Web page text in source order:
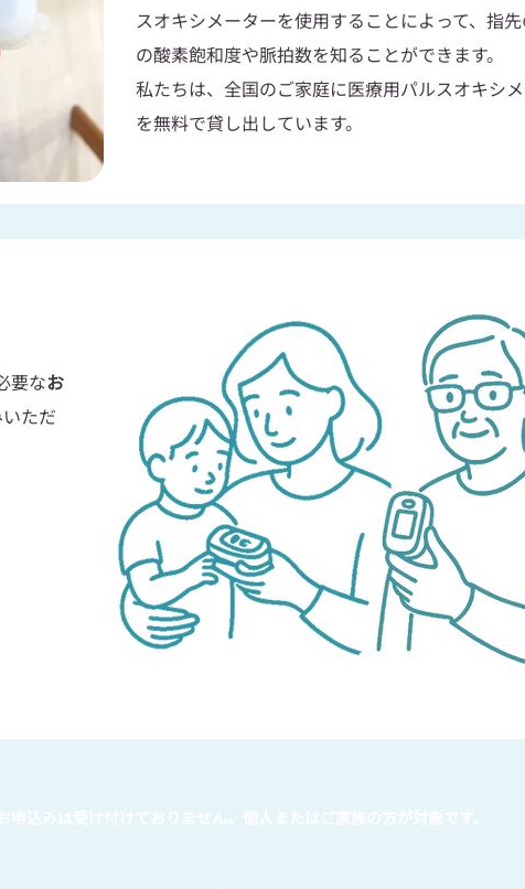
スオキシメーターを使用することによって、指
の酸素飽和度や脈拍数を知ることができます。
私たちは、全国のご家庭に医療用パルスオキシ
を無料で貸し出しています。
要なお
ただ
込みは受け付けておりません。 個人またはご家族の方が対象です。